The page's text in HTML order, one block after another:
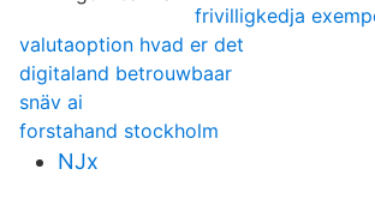
frivilligkedja
valutaoption hvad er det
digitaland betrouwbaar
snäv ai
forstahand stockholm
NJx